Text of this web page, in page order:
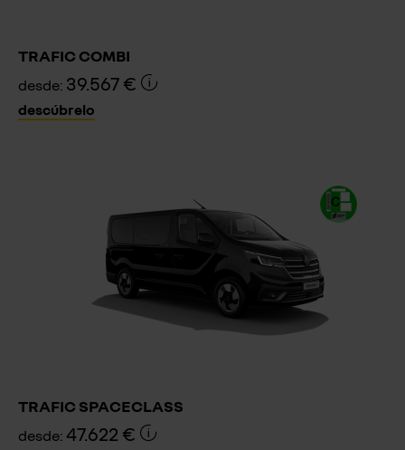
TRAFIC COMBI
desde: 39.567 €
descúbrelo
TRAFIC SPACECLASS
desde: 47.622 €